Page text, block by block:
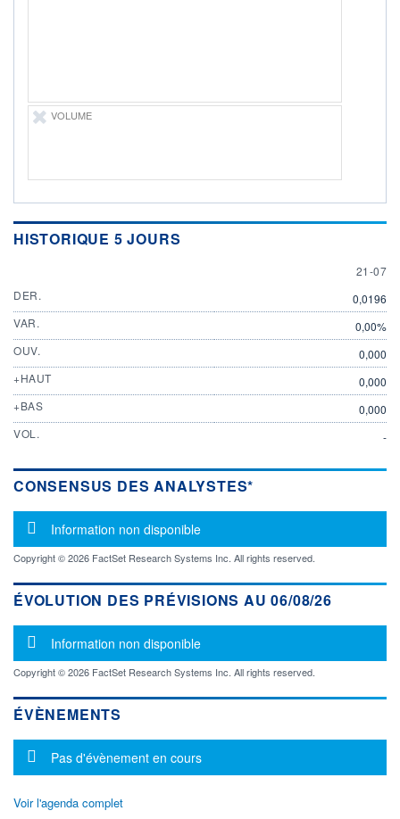
VOLUME
HISTORIQUE 5 JOURS
21 JULY
21-07
DER.
0,0196
VAR.
0,00%
OUV.
0,000
+HAUT
0,000
+BAS
0,000
VOL.
-
CONSENSUS DES ANALYSTES*
Message d'information
Information non disponible
Copyright © 2026 FactSet Research Systems Inc. All rights reserved.
ÉVOLUTION DES PRÉVISIONS AU 06/08/26
Message d'information
Information non disponible
Copyright © 2026 FactSet Research Systems Inc. All rights reserved.
ÉVÈNEMENTS
Message d'information
Pas d'évènement en cours
Voir l'agenda complet